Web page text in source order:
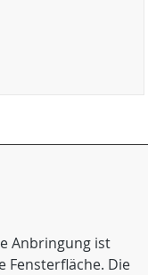
Anbringung ist
Fensterfläche. Die